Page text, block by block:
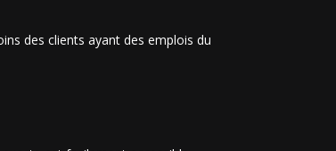
des clients ayant des emplois du